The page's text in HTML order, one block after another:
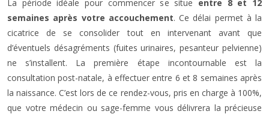
La période idéale pour commencer se situe entre 8 et 12
semaines après votre accouchement. Ce délai permet à la
cicatrice de se consolider tout en intervenant avant que
d’éventuels désagréments (fuites urinaires, pesanteur pelvienne)
ne s’installent. La première étape incontournable est la
consultation post-natale, à effectuer entre 6 et 8 semaines après
la naissance. C’est lors de ce rendez-vous, pris en charge à 100%,
que votre médecin ou sage-femme vous délivrera la précieuse